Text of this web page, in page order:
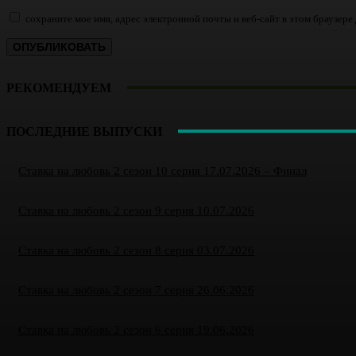
сохраните мое имя, адрес электронной почты и веб-сайт в этом
РЕКОМЕНДУЕМ